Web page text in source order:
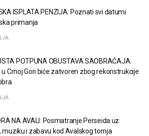
ISPLATA PENZIJA: Poznati svi datumi
primanja
POTPUNA OBUSTAVA SAOBRAĆAJA:
u Crnoj Gori biće zatvoren zbog rekonstrukcije
NA AVALI: Posmatranje Perseida uz
i zabavu kod Avalskog tornja